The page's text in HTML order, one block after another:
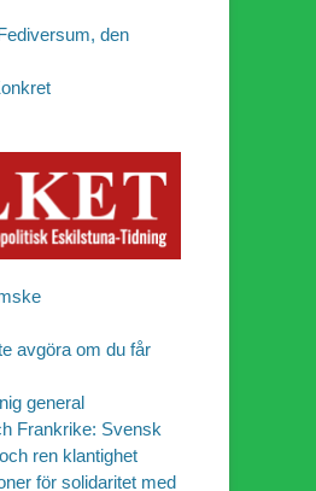
den
avgöra om du får
general
Frankrike: Svensk
ren klantighet
för solidaritet med